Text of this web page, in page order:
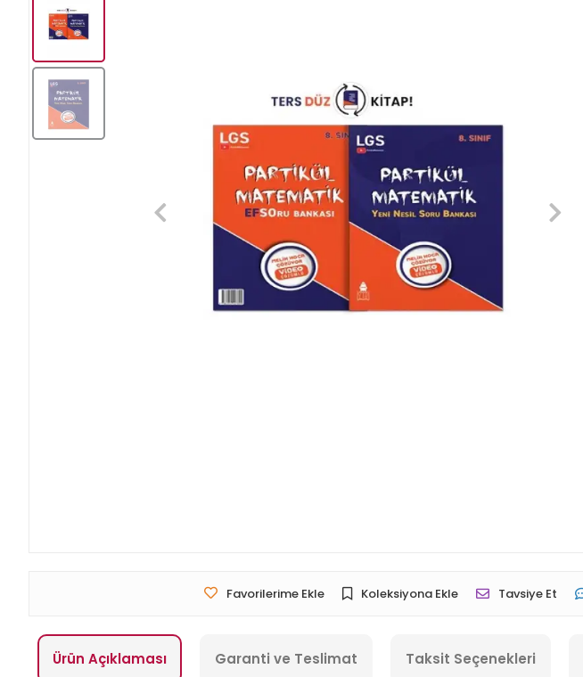
Favorilerime Ekle Koleksiyona Ekle Tavsiye Et
Ürün Açıklaması Garanti ve Teslimat Taksit Seçenekleri